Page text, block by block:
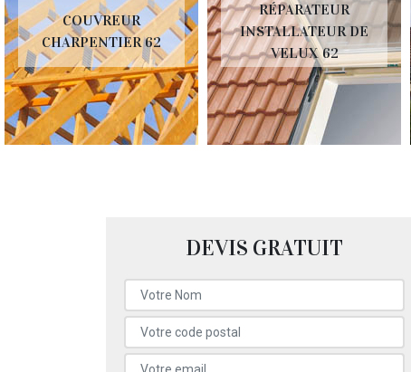
COUVREUR
CHARPENTIER 62
RÉPARATEUR
INSTALLATEUR DE
VELUX 62
DEVIS GRATUIT